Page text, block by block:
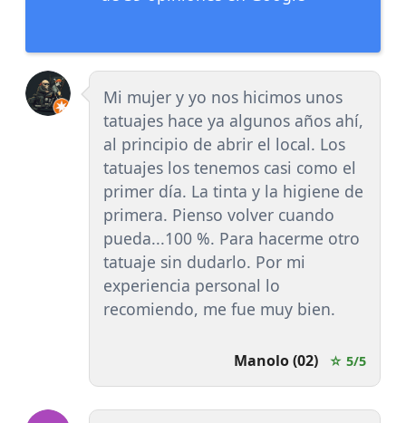
Mi mujer y yo nos hicimos unos
tatuajes hace ya algunos años ahí,
al principio de abrir el local. Los
tatuajes los tenemos casi como el
primer día. La tinta y la higiene de
primera. Pienso volver cuando
pueda...100 %. Para hacerme otro
tatuaje sin dudarlo. Por mi
experiencia personal lo
recomiendo, me fue muy bien.
Manolo (02) ☆ 5/5